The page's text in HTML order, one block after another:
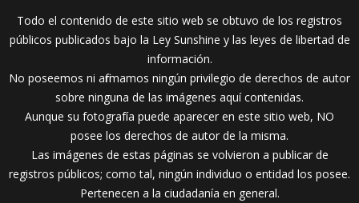
Todo el contenido de este sitio web se obtuvo de los registros
públicos publicados bajo la Ley Sunshine y las leyes de libertad de
información.
No poseemos ni afirmamos ningún privilegio de derechos de autor
sobre ninguna de las imágenes aquí contenidas.
Aunque su fotografía puede aparecer en este sitio web, NO
posee los derechos de autor de la misma.
Las imágenes de estas páginas se volvieron a publicar de
registros públicos; como tal, ningún individuo o entidad los posee.
Pertenecen a la ciudadanía en general.